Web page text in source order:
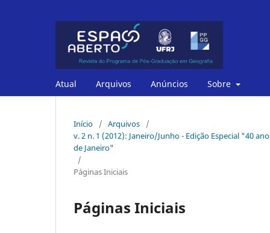
Atual Arquivos Anúncios Sobre
Início / Arquivos
/
v. 2 n. 1 (2012): Janeiro/Junho - Edição Especial "40
de Janeiro"
/
Páginas Iniciais
Páginas Iniciais